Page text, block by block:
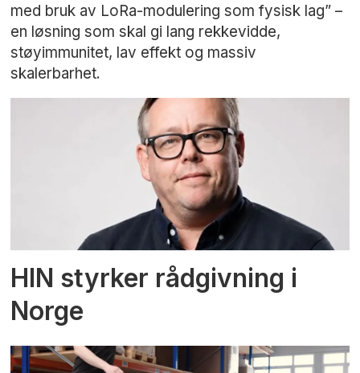
med bruk av LoRa-modulering som fysisk lag” –
en løsning som skal gi lang rekkevidde,
støyimmunitet, lav effekt og massiv
skalerbarhet.
HIN styrker rådgivning i
Norge